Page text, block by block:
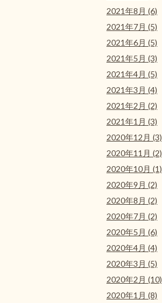
2021年8月 (6)
2021年7月 (5)
2021年6月 (5)
2021年5月 (3)
2021年4月 (5)
2021年3月 (4)
2021年2月 (2)
2021年1月 (3)
2020年12月 (3)
2020年11月 (2)
2020年10月 (1)
2020年9月 (2)
2020年8月 (2)
2020年7月 (2)
2020年5月 (6)
2020年4月 (4)
2020年3月 (5)
2020年2月 (10)
2020年1月 (8)